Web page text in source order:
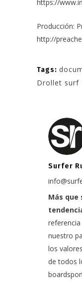
https://
Producción:
http://
Tags:
Drollet surf
Surfer
Más
nuestro
los
de todos